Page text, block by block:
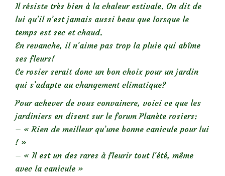
Il résiste très bien à la chaleur estivale. On dit de
lui qu’il n’est jamais aussi beau que lorsque le
temps est sec et chaud.
En revanche, il n’aime pas trop la pluie qui abîme
ses fleurs!
Ce rosier serait donc un bon choix pour un jardin
qui s’adapte au changement climatique?
Pour achever de vous convaincre, voici ce que les
jardiniers en disent sur le forum Planète rosiers:
– « Rien de meilleur qu’une bonne canicule pour lui
! »
– « Il est un des rares à fleurir tout l’été, même
avec la canicule »